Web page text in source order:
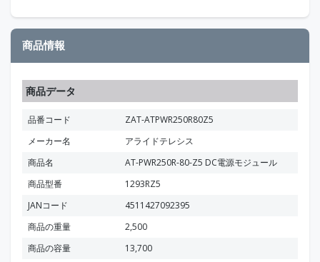
商品情報
商品データ
品番コード
ZAT-ATPWR250R80Z5
メーカー名
アライドテレシス
商品名
AT-PWR250R-80-Z5 DC電源モジュール
商品型番
1293RZ5
JANコード
4511427092395
商品の重量
2,500
商品の容量
13,700